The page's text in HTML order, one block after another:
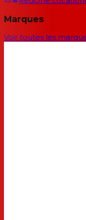
Marques
Voir toutes les